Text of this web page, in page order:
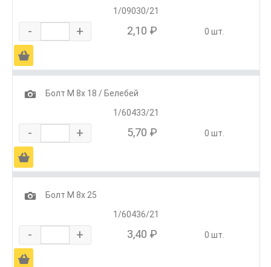
1/09030/21
- + 2,10 ₽ 0 шт.
Ä
1
Болт М 8х 18 / Белебей
1/60433/21
- + 5,70 ₽ 0 шт.
Ä
1
Болт М 8х 25
1/60436/21
- + 3,40 ₽ 0 шт.
Ä